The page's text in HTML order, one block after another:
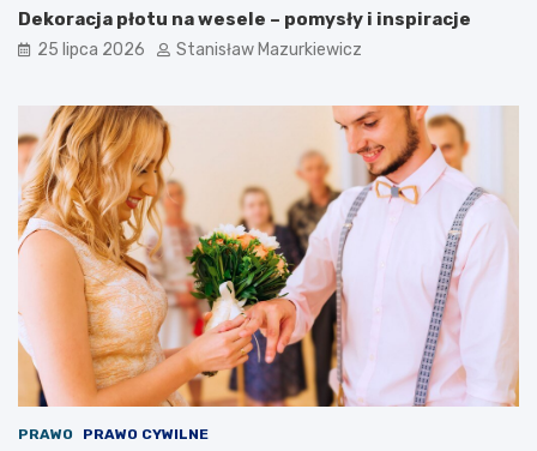
Dekoracja płotu na wesele – pomysły i inspiracje
25 lipca 2026 Stanisław Mazurkiewicz
PRAWO PRAWO CYWILNE